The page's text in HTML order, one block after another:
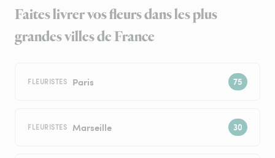
Faites livrer vos fleurs dans les plus
grandes villes de France
FLEURISTES Paris
FLEURISTES Marseille